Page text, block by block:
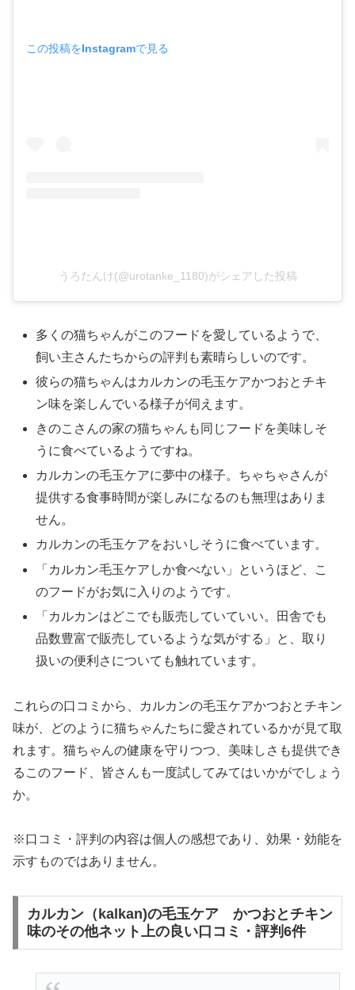
この投稿をInstagramで見る
うろたんけ(@urotanke_1180)がシェアした投稿
多くの猫ちゃんがこのフードを愛しているようで、
飼い主さんたちからの評判も素晴らしいのです。
彼らの猫ちゃんはカルカンの毛玉ケアかつおとチキ
ン味を楽しんでいる様子が伺えます。
きのこさんの家の猫ちゃんも同じフードを美味しそ
うに食べているようですね。
カルカンの毛玉ケアに夢中の様子。ちゃちゃさんが
提供する食事時間が楽しみになるのも無理はありま
せん。
カルカンの毛玉ケアをおいしそうに食べています。
「カルカン毛玉ケアしか食べない」というほど、こ
のフードがお気に入りのようです。
「カルカンはどこでも販売していていい。田舎でも
品数豊富で販売しているような気がする」と、取り
扱いの便利さについても触れています。
これらの口コミから、カルカンの毛玉ケアかつおとチキン
味が、どのように猫ちゃんたちに愛されているかが見て取
れます。猫ちゃんの健康を守りつつ、美味しさも提供でき
るこのフード、皆さんも一度試してみてはいかがでしょう
か。
※口コミ・評判の内容は個人の感想であり、効果・効能を
示すものではありません。
カルカン（kalkan)の毛玉ケア かつおとチキン
味のその他ネット上の良い口コミ・評判6件